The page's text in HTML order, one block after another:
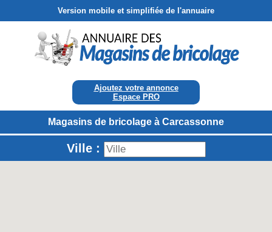
Version mobile et simplifiée de l'annuaire
Ajoutez votre annonce
Espace PRO
Magasins de bricolage à Carcassonne
Ville :